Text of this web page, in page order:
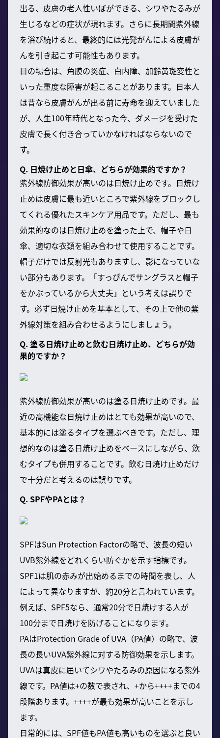
出る、皮膚の老人性いぼができる、シワやたるみが
生じるなどの症状が現れます。さらに長期間紫外線
を浴び続けると、最終的には光発がんによる皮膚が
んを引き起こす可能性もあります。
目の場合は、角膜の炎症、白内障、加齢黄斑変性と
いった重度な障害が起こることがあります。日本人
は昔なら皮膚がんが出る前に寿命を迎えていました
が、人生100年時代となった今、ダメージを受けた
皮膚で長く付き合っていかなければならないので
す。
Q. 日焼け止めと日傘、どちらが効果的ですか？
紫外線防御効果が高いのは日焼け止めです。日焼け
止めは皮膚に最も近いところで紫外線をブロックし
てくれる優れたスキンケア用品です。ただし、最も
効果的なのは日焼け止めを塗った上で、帽子や日
傘、適切な衣類を組み合わせて使用することです。
帽子だけでは反射光もありますし、影になっていな
い部分もあります。「すっぴんでサングラスと帽子
をかぶっているから大丈夫」という考えは誤りで
す。必ず日焼け止めを基本として、その上で他の紫
外線対策を組み合わせるようにしましょう。
Q. 塗る日焼け止めと飲む日焼け止め、どちらが効
果的ですか？
紫外線防御効果が高いのは塗る日焼け止めです。最
近の高機能な日焼け止めはとても効果が高いので、
基本的には塗るタイプを選ぶべきです。ただし、理
想的なのは塗る日焼け止めをベースにしながら、飲
むタイプも併用することです。飲む日焼け止めだけ
で十分だと考えるのは誤りです。
Q. SPFやPAとは？
SPFはSun Protection Factorの略で、波長の短い
UVB紫外線をどれくらい防ぐかを示す指標です。
SPF1は肌の赤みが出始めるまでの時間を表し、人
によって異なりますが、約20分と言われています。
例えば、SPF5なら、通常20分で日焼けする人が
100分まで日焼けを防げることになります。
PAはProtection Grade of UVA（PA値）の略で、波
長の長いUVA紫外線に対する防御効果を示します。
UVAは真皮に届いてシワやたるみの原因になる紫外
線です。PA値は+の数で表され、+から++++までの4
段階あります。++++が最も効果が高いことを示し
ます。
日常的には、SPF値もPA値も高いものを選ぶと良い